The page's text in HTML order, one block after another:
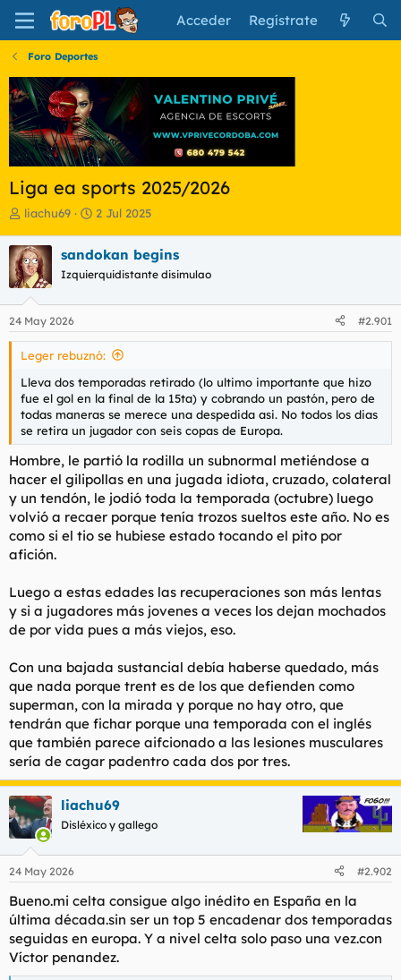
Acceder Regístrate
Foro Deportes
Liga ea sports 2025/2026
I
i
c
i
a
d
o
r
d
l
t
e
m
liachu69
F
h
a
e
n
i
i
o
2 Jul 2025
sandokan begins
Izquierquidistante disimulao
24 May 2026 #2.901
Leger rebuznó:
Lleva dos temporadas retirado (lo ultimo importante que hizo
fue el gol en la final de la 15ta) y cobrando un pastón, pero de
todas maneras se merece una despedida asi. No todos los dias
se retira un jugador con seis copas de Europa.
Hombre, le partió la rodilla un subnormal metiéndose a
hacer el gilipollas en una jugada idiota, cruzado, colateral
y un tendón, le jodió toda la temporada (octubre) luego
volvió a recaer porque tenía trozos sueltos este año. No es
como si el tio se hubiese estado tocando el pito por
afición.
Luego a estas edades las recuperaciones son más lentas
y si a jugadores más jovenes a veces los dejan mochados
de por vida pues a más viejos, eso.
Con una bajada sustancial debía haberse quedado, más
que nada porque trent es de los que defienden como
superman, con la mirada y porque no hay otro, que
tendrán que fichar porque una temporada con el inglés
que también parece aifcionado a las lesiones musculares
sería de cagar padentro cada dos por tres.
liachu69
Disléxico y gallego
24 May 2026 #2.902
Bueno.mi celta consigue algo inédito en España en la
última década.sin ser un top 5 encadenar dos temporadas
seguidas en europa. Y a nivel celta solo paso una vez.con
Víctor penandez.